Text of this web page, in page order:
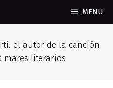
MENU
el autor de la canción
mares literarios